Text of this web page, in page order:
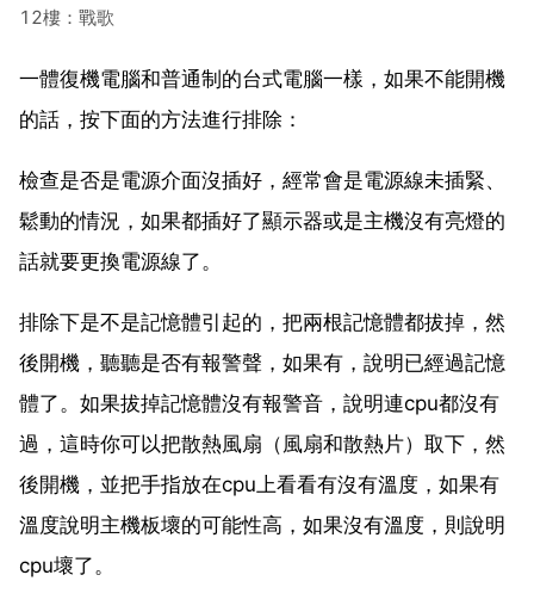
12樓：戰歌
一體復機電腦和普通制的台式電腦一樣，如果不能開機
的話，按下面的方法進行排除：
檢查是否是電源介面沒插好，經常會是電源線未插緊、
鬆動的情況，如果都插好了顯示器或是主機沒有亮燈的
話就要更換電源線了。
排除下是不是記憶體引起的，把兩根記憶體都拔掉，然
後開機，聽聽是否有報警聲，如果有，說明已經過記憶
體了。如果拔掉記憶體沒有報警音，說明連cpu都沒有
過，這時你可以把散熱風扇（風扇和散熱片）取下，然
後開機，並把手指放在cpu上看看有沒有溫度，如果有
溫度說明主機板壞的可能性高，如果沒有溫度，則說明
cpu壞了。